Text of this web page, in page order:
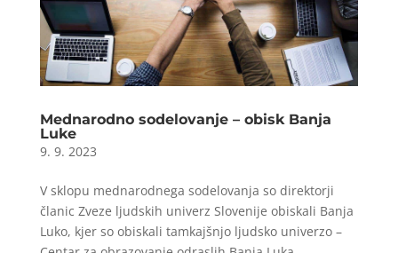
Mednarodno sodelovanje – obisk Banja
Luke
9. 9. 2023
V sklopu mednarodnega sodelovanja so direktorji
članic Zveze ljudskih univerz Slovenije obiskali Banja
Luko, kjer so obiskali tamkajšnjo ljudsko univerzo –